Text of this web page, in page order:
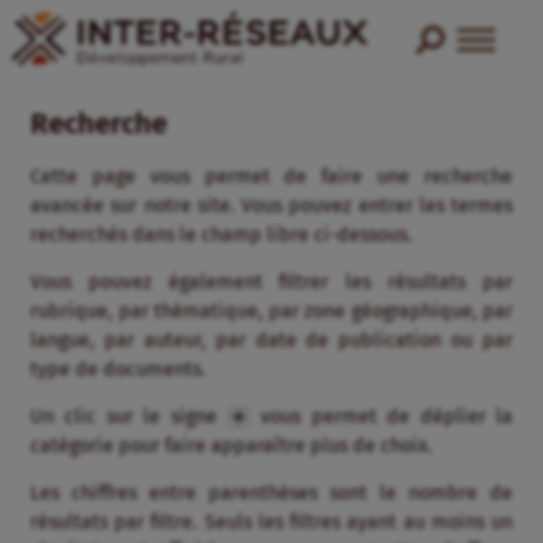
Recherche
Cette page vous permet de faire une recherche
avancée sur notre site. Vous pouvez entrer les termes
recherchés dans le champ libre ci-dessous.
Vous pouvez également filtrer les résultats par
rubrique, par thématique, par zone géographique, par
langue, par auteur, par date de publication ou par
type de documents.
Un clic sur le signe
vous permet de déplier la
catégorie pour faire apparaître plus de choix.
Les chiffres entre parenthèses sont le nombre de
résultats par filtre. Seuls les filtres ayant au moins un